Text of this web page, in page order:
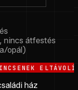
nincs átfestés
opál)
ELTÁVOLÍTHATÓ